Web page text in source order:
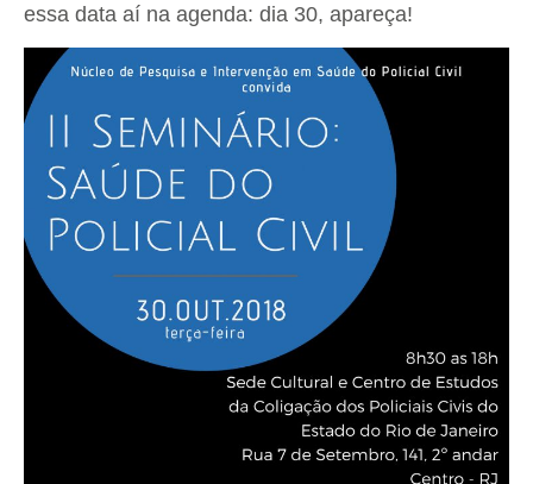
essa data aí na agenda: dia 30, apareça!